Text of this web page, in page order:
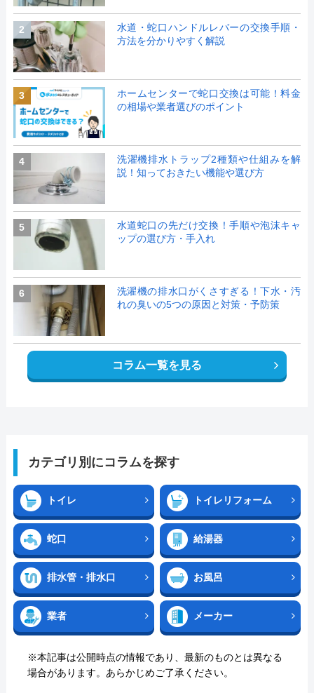
2
水道・蛇口ハンドルレバーの交換手順・
方法を分かりやすく解説
3
ホームセンターで蛇口交換は可能！料金
の相場や業者選びのポイント
4
洗濯機排水トラップ2種類や仕組みを解
説！知っておきたい機能や選び方
5
水道蛇口の先だけ交換！手順や泡沫キャ
ップの選び方・手入れ
6
洗濯機の排水口がくさすぎる！下水・汚
れの臭いの5つの原因と対策・予防策
コラム一覧を見る
カテゴリ別にコラムを探す
トイレ トイレリフォーム
蛇口 給湯器
排水管・排水口 お風呂
業者 メーカー
※本記事は公開時点の情報であり、最新のものとは異なる
場合があります。あらかじめご了承ください。